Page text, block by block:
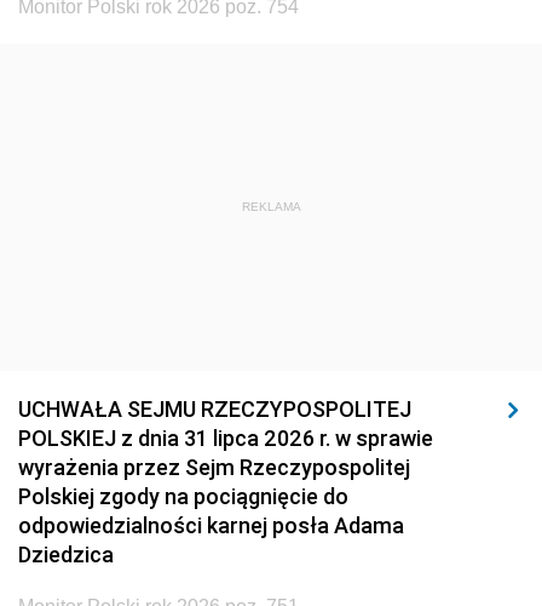
Monitor Polski rok 2026 poz. 754
REKLAMA
UCHWAŁA SEJMU RZECZYPOSPOLITEJ
POLSKIEJ z dnia 31 lipca 2026 r. w sprawie
wyrażenia przez Sejm Rzeczypospolitej
Polskiej zgody na pociągnięcie do
odpowiedzialności karnej posła Adama
Dziedzica